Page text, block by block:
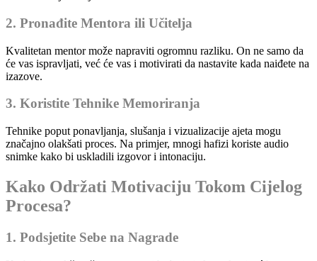
2. Pronađite Mentora ili Učitelja
Kvalitetan mentor može napraviti ogromnu razliku. On ne samo da
će vas ispravljati, već će vas i motivirati da nastavite kada naiđete na
izazove.
3. Koristite Tehnike Memoriranja
Tehnike poput ponavljanja, slušanja i vizualizacije ajeta mogu
značajno olakšati proces. Na primjer, mnogi hafizi koriste audio
snimke kako bi uskladili izgovor i intonaciju.
Kako Održati Motivaciju Tokom Cijelog
Procesa?
1. Podsjetite Sebe na Nagrade